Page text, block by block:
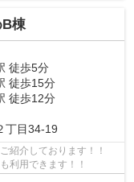
B棟
徒歩5分
徒歩15分
徒歩12分
丁目34-19
紹介しております！！
利用できます！！